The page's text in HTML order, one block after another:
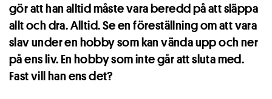
gör att han alltid måste vara beredd på att släppa
allt och dra. Alltid. Se en föreställning om att vara
slav under en hobby som kan vända upp och ner
på ens liv. En hobby som inte går att sluta med.
Fast vill han ens det?